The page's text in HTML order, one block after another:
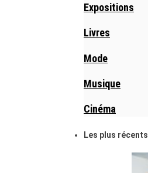
Expositions
Livres
Mode
Musique
Cinéma
Les plus récents